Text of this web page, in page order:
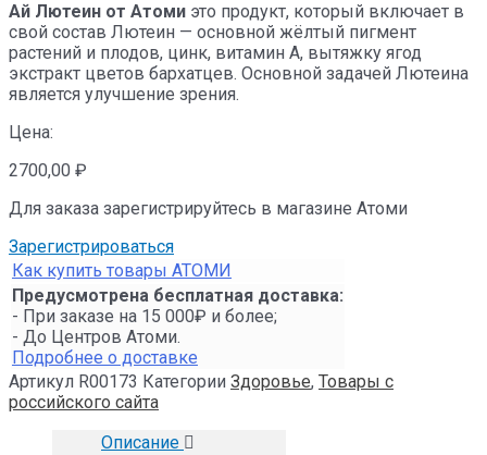
Ай Лютеин от Атоми это продукт, который включает в
свой состав Лютеин — основной жёлтый пигмент
растений и плодов, цинк, витамин А, вытяжку ягод
экстракт цветов бархатцев. Основной задачей Лютеина
является улучшение зрения.
Цена:
2700,00 ₽
Для заказа зарегистрируйтесь в магазине Атоми
Зарегистрироваться
Как купить товары АТОМИ
Предусмотрена бесплатная доставка:
- При заказе на 15 000₽ и более;
- До Центров Атоми.
Подробнее о доставке
Артикул R00173 Категории Здоровье, Товары с
российского сайта
Описание